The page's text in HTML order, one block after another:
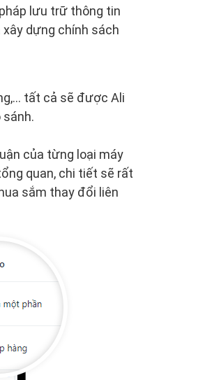
lưu trữ thông tin
dựng chính sách
tất cả sẽ được Ali
sánh.
của từng loại máy
quan, chi tiết sẽ rất
sắm thay đổi liên